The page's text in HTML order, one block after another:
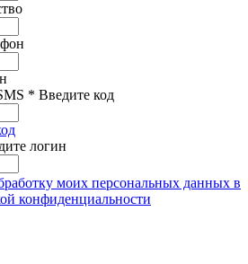
* Введите код
логин
моих персональных данных в
конфиденциальности